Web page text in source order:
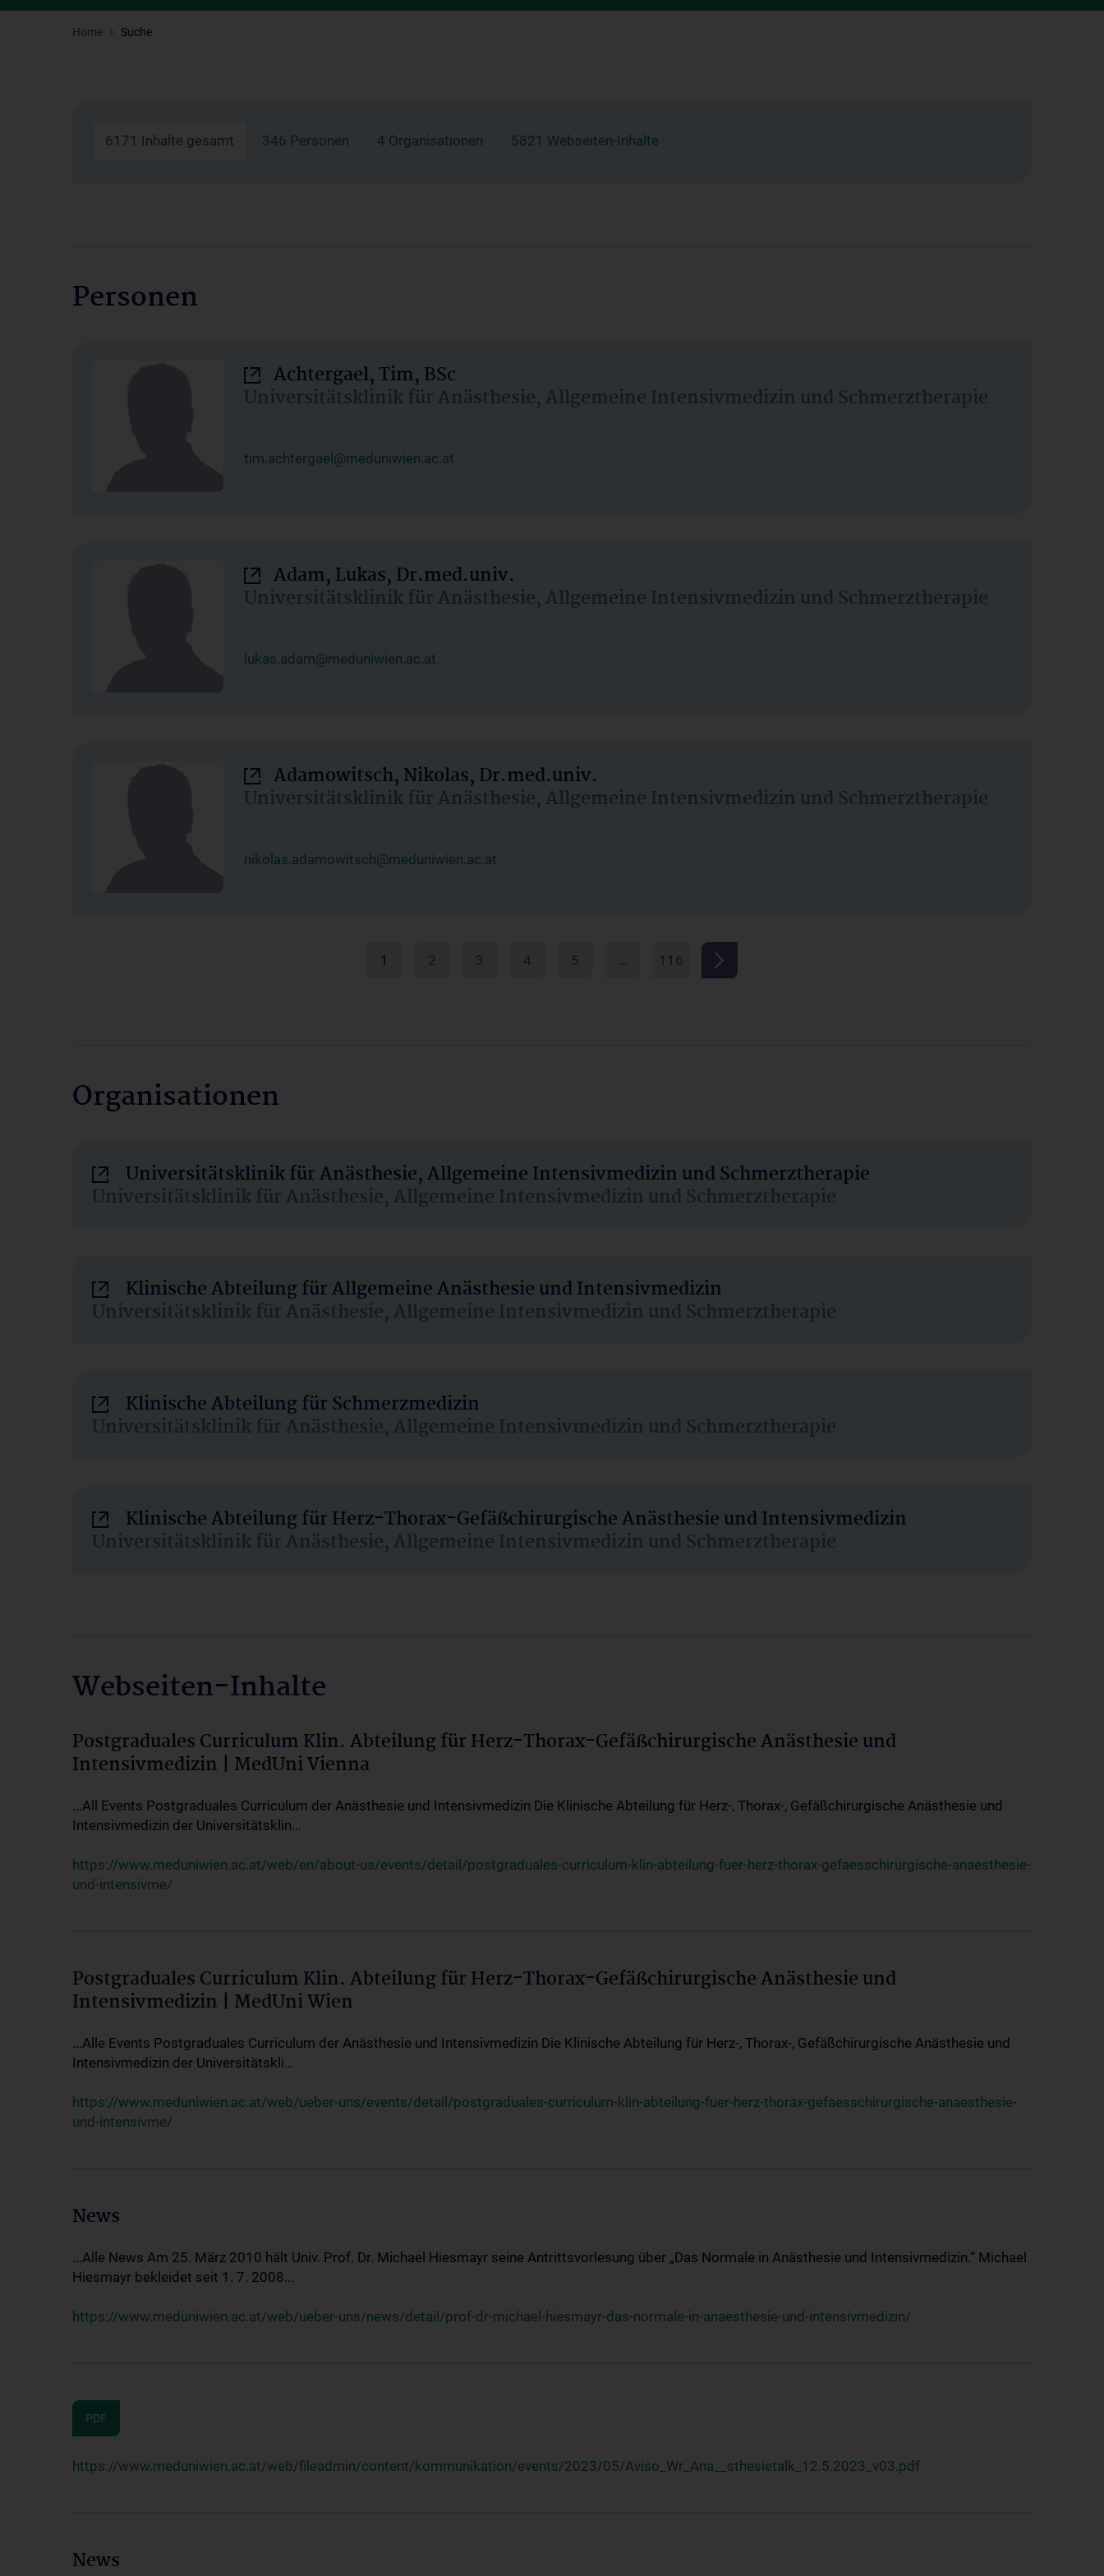
Home Suche
6171 Inhalte gesamt 346 Personen 4 Organisationen 5821 Webseiten-Inhalte
Personen
Achtergael, Tim, BSc
Universitätsklinik für Anästhesie, Allgemeine Intensivmedizin und Schmerztherapie
tim.achtergael@meduniwien.ac.at
Adam, Lukas, Dr.med.univ.
Universitätsklinik für Anästhesie, Allgemeine Intensivmedizin und Schmerztherapie
lukas.adam@meduniwien.ac.at
Adamowitsch, Nikolas, Dr.med.univ.
Universitätsklinik für Anästhesie, Allgemeine Intensivmedizin und Schmerztherapie
nikolas.adamowitsch@meduniwien.ac.at
1 2 3 4 5 … 116
Organisationen
Universitätsklinik für Anästhesie, Allgemeine Intensivmedizin und Schmerztherapie
Universitätsklinik für Anästhesie, Allgemeine Intensivmedizin und Schmerztherapie
Klinische Abteilung für Allgemeine Anästhesie und Intensivmedizin
Universitätsklinik für Anästhesie, Allgemeine Intensivmedizin und Schmerztherapie
Klinische Abteilung für Schmerzmedizin
Universitätsklinik für Anästhesie, Allgemeine Intensivmedizin und Schmerztherapie
Klinische Abteilung für Herz-Thorax-Gefäßchirurgische Anästhesie und Intensivmedizin
Universitätsklinik für Anästhesie, Allgemeine Intensivmedizin und Schmerztherapie
Webseiten-Inhalte
Postgraduales Curriculum Klin. Abteilung für Herz-Thorax-Gefäßchirurgische Anästhesie und
Intensivmedizin | MedUni Vienna
...All Events Postgraduales Curriculum der Anästhesie und Intensivmedizin Die Klinische Abteilung für Herz-, Thorax-, Gefäßchirurgische Anästhesie und
Intensivmedizin der Universitätsklin...
https://www.meduniwien.ac.at/web/en/about-us/events/detail/postgraduales-curriculum-klin-abteilung-fuer-herz-thorax-gefaesschirurgische-anaesthesie-
und-intensivme/
Postgraduales Curriculum Klin. Abteilung für Herz-Thorax-Gefäßchirurgische Anästhesie und
Intensivmedizin | MedUni Wien
...Alle Events Postgraduales Curriculum der Anästhesie und Intensivmedizin Die Klinische Abteilung für Herz-, Thorax-, Gefäßchirurgische Anästhesie und
Intensivmedizin der Universitätskli...
https://www.meduniwien.ac.at/web/ueber-uns/events/detail/postgraduales-curriculum-klin-abteilung-fuer-herz-thorax-gefaesschirurgische-anaesthesie-
und-intensivme/
News
...Alle News Am 25. März 2010 hält Univ. Prof. Dr. Michael Hiesmayr seine Antrittsvorlesung über „Das Normale in Anästhesie und Intensivmedizin.“ Michael
Hiesmayr bekleidet seit 1. 7. 2008...
https://www.meduniwien.ac.at/web/ueber-uns/news/detail/prof-dr-michael-hiesmayr-das-normale-in-anaesthesie-und-intensivmedizin/
PDF
https://www.meduniwien.ac.at/web/fileadmin/content/kommunikation/events/2023/05/Aviso_Wr_Ana__sthesietalk_12.5.2023_v03.pdf
News